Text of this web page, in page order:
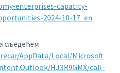
enterprises-capacity-
2024-10-17_en
сљедећем
AppData/Local/Microsoft
HJ3R9GMX/call-